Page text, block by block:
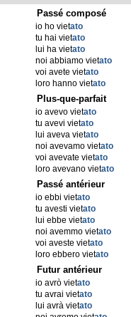
Passé composé
io ho vietato
tu hai vietato
lui ha vietato
noi abbiamo vietato
voi avete vietato
loro hanno vietato
Plus-que-parfait
io avevo vietato
tu avevi vietato
lui aveva vietato
noi avevamo vietato
voi avevate vietato
loro avevano vietato
Passé antérieur
io ebbi vietato
tu avesti vietato
lui ebbe vietato
noi avemmo vietato
voi aveste vietato
loro ebbero vietato
Futur antérieur
io avrò vietato
tu avrai vietato
lui avrà vietato